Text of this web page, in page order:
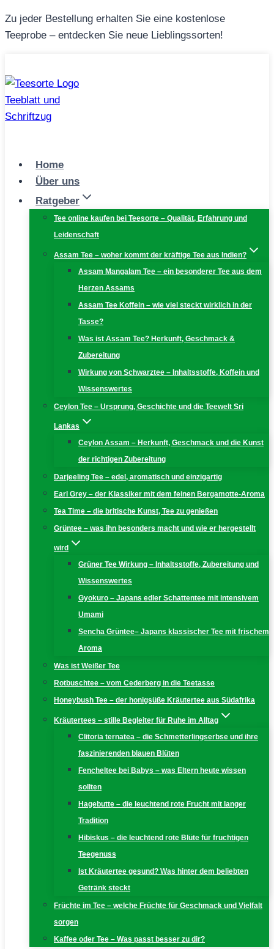
Zum
Inhalt
Zu jeder Bestellung erhalten Sie eine kostenlose
Teeprobe – entdecken Sie neue Lieblingssorten!
Home
Über uns
Ratgeber
Tee online kaufen bei Teesorte – Qualität, Erfahrung und
Leidenschaft
Assam Tee – woher kommt der kräftige Tee aus Indien?
Assam Mangalam Tee – ein besonderer Tee aus dem
Herzen Assams
Assam Tee Koffein – wie viel steckt wirklich in der
Tasse?
Was ist Assam Tee? Herkunft, Geschmack &
Zubereitung
Wirkung von Schwarztee – Inhaltsstoffe, Koffein und
Wissenswertes
Ceylon Tee – Ursprung, Geschichte und die Teewelt Sri
Lankas
Ceylon Assam – Herkunft, Geschmack und die Kunst
der richtigen Zubereitung
Darjeeling Tee – edel, aromatisch und einzigartig
Earl Grey – der Klassiker mit dem feinen Bergamotte-Aroma
Tea Time – die britische Kunst, Tee zu genießen
Grüntee – was ihn besonders macht und wie er hergestellt
wird
Grüner Tee Wirkung – Inhaltsstoffe, Zubereitung und
Wissenswertes
Gyokuro – Japans edler Schattentee mit intensivem
Umami
Sencha Grüntee– Japans klassischer Tee mit frischem
Aroma
Was ist Weißer Tee
Rotbuschtee – vom Cederberg in die Teetasse
Honeybush Tee – der honigsüße Kräutertee aus Südafrika
Kräutertees – stille Begleiter für Ruhe im Alltag
Clitoria ternatea – die Schmetterlingserbse und ihre
faszinierenden blauen Blüten
Fencheltee bei Babys – was Eltern heute wissen
sollten
Hagebutte – die leuchtend rote Frucht mit langer
Tradition
Hibiskus – die leuchtend rote Blüte für fruchtigen
Teegenuss
Ist Kräutertee gesund? Was hinter dem beliebten
Getränk steckt
Früchte im Tee – welche Früchte für Geschmack und Vielfalt
sorgen
Kaffee oder Tee – Was passt besser zu dir?